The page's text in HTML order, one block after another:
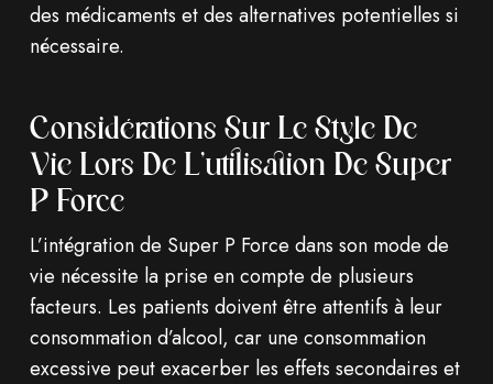
des médicaments et des alternatives potentielles si
nécessaire.
Considérations Sur Le Style De
Vie Lors De L’utilisation De Super
P Force
L’intégration de Super P Force dans son mode de
vie nécessite la prise en compte de plusieurs
facteurs. Les patients doivent être attentifs à leur
consommation d’alcool, car une consommation
excessive peut exacerber les effets secondaires et